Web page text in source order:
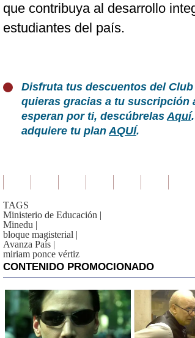
que contribuya al desarrollo
estudiantes del país.
Disfruta tus descuentos del
quieras gracias a tu suscripción
esperan por ti, descúbrelasAquí
adquiere tu planAQUÍ.
TAGS
Ministerio de Educación |
Minedu |
bloque magisterial |
Avanza País |
miriam ponce vértiz